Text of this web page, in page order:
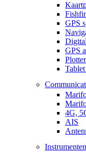
GPS
GPS
4G,
AIS
Instrumenten